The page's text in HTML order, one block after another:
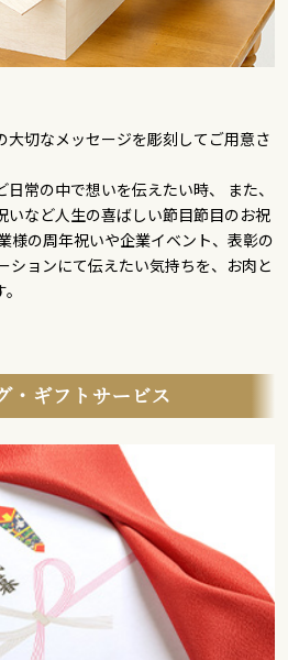
大切なメッセージを彫刻してご用意さ
常の中で想いを伝えたい時、 また、
いなど人生の喜ばしい節目節目のお祝
様の周年祝いや企業イベント、表彰の
ションにて伝えたい気持ちを、お肉と
・ギフトサービス